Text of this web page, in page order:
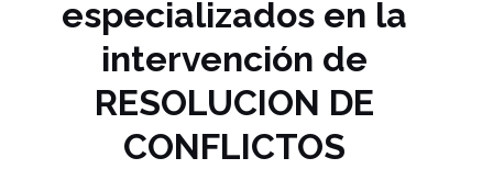
especializados en la
intervención de
RESOLUCION DE
CONFLICTOS